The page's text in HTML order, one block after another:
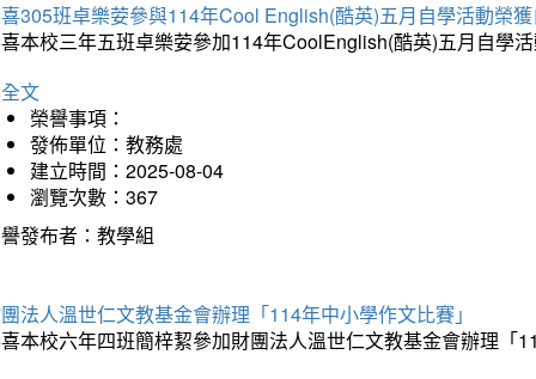
305班卓樂荌參與114年Cool English(酷英)五月自學活動榮
本校三年五班卓樂荌參加114年CoolEnglish(酷英)五月自學
文
榮譽事項：
發佈單位：教務處
建立時間：2025-08-04
瀏覽次數：367
發布者：教學組
法人溫世仁文教基金會辦理「114年中小學作文比賽」
本校六年四班簡梓絜參加財團法人溫世仁文教基金會辦理「